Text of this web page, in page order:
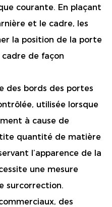
courante. En plaçant
et le cadre, les
la position de la porte
de façon
des bords des portes
utilisée lorsque
à cause de
quantité de matière
l’apparence de la
une mesure
surcorrection.
des